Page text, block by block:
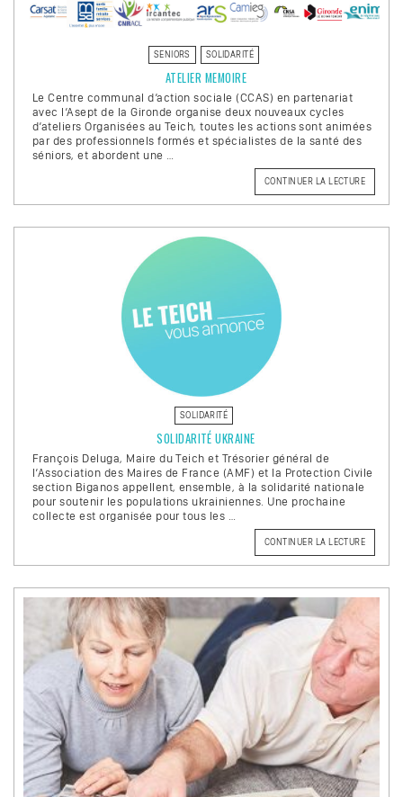
SENIORS SOLIDARITÉ
ATELIER MEMOIRE
Le Centre communal d’action sociale (CCAS) en partenariat
avec l’Asept de la Gironde organise deux nouveaux cycles
d’ateliers Organisées au Teich, toutes les actions sont animées
par des professionnels formés et spécialistes de la santé des
séniors, et abordent une …
CONTINUER LA LECTURE
«
SOLIDARITÉ
SOLIDARITÉ UKRAINE
François Deluga, Maire du Teich et Trésorier général de
l’Association des Maires de France (AMF) et la Protection Civile
section Biganos appellent, ensemble, à la solidarité nationale
pour soutenir les populations ukrainiennes. Une prochaine
collecte est organisée pour tous les …
CONTINUER LA LECTURE
«